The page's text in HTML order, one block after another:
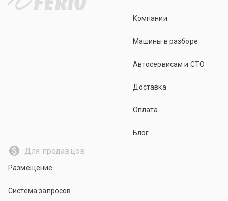
Компании
Машины в разборе
Автосервисам и СТО
Доставка
Оплата
Блог
Для продавцов
Размещение
Система запросов